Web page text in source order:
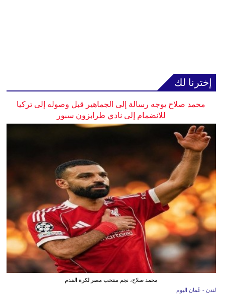
إخترنا لك
محمد صلاح يوجه رسالة إلى الجماهير قبل وصوله إلى تركيا
للانضمام إلى نادي طرابزون سبور
محمد صلاح، نجم منتخب مصر لكرة القدم
لندن - عُمان اليوم